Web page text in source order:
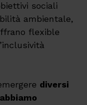
sociali
ambientale,
flexible
diversi